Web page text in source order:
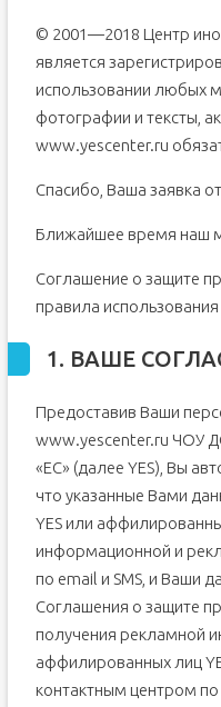
© 2001—2018 Центр
является
использовании любых
фотографии и тексты,
www.yescenter.ru
Спасибо, Ваша заявка
Ближайшее время наш
Соглашение о защите
правила
1. ВАШЕ
Предоставив Ваши
www.yescenter.ru ЧОУ
«ЕС» (далее YES), Вы
что указанные Вами
YES или
информационной и
по email и SMS, и Ваши
Соглашения о защите
получения рекламной
аффилированных лиц
контактным центром